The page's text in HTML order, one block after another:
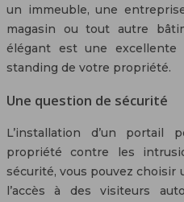
un immeuble, une
magasin ou tout autre
élégant est une
standing de votre propriété.
Une question de sécurité
L’installation d’un portail
propriété contre les
sécurité, vous pouvez
l’accès à des visiteurs